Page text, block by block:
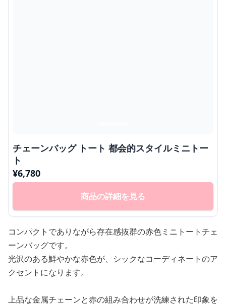
チェーンバッグ トート 都会的スタイルミニトー
ト
¥6,780
商品の詳細を見る
コンパクトでありながら存在感抜群の赤色ミニトートチェ
ーンバッグです。
光沢のある鮮やかな赤色が、シックなコーディネートのア
クセントになります。
上品な金属チェーンと赤の組み合わせが洗練された印象を